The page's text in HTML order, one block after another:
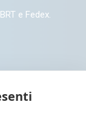
e Fedex.
social